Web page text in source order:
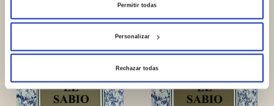
Permitir todas
Personalizar
Rechazar todas